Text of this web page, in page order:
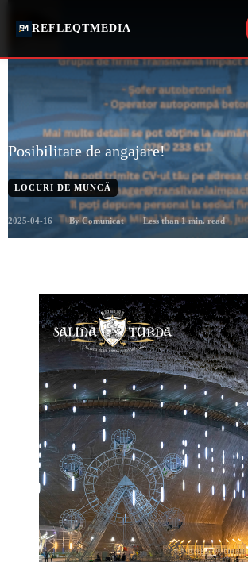
REFLEQTMEDIA
Posibilitate de angajare!
LOCURI DE MUNCĂ
2025-04-16 By Comunicat Less than 1min. read